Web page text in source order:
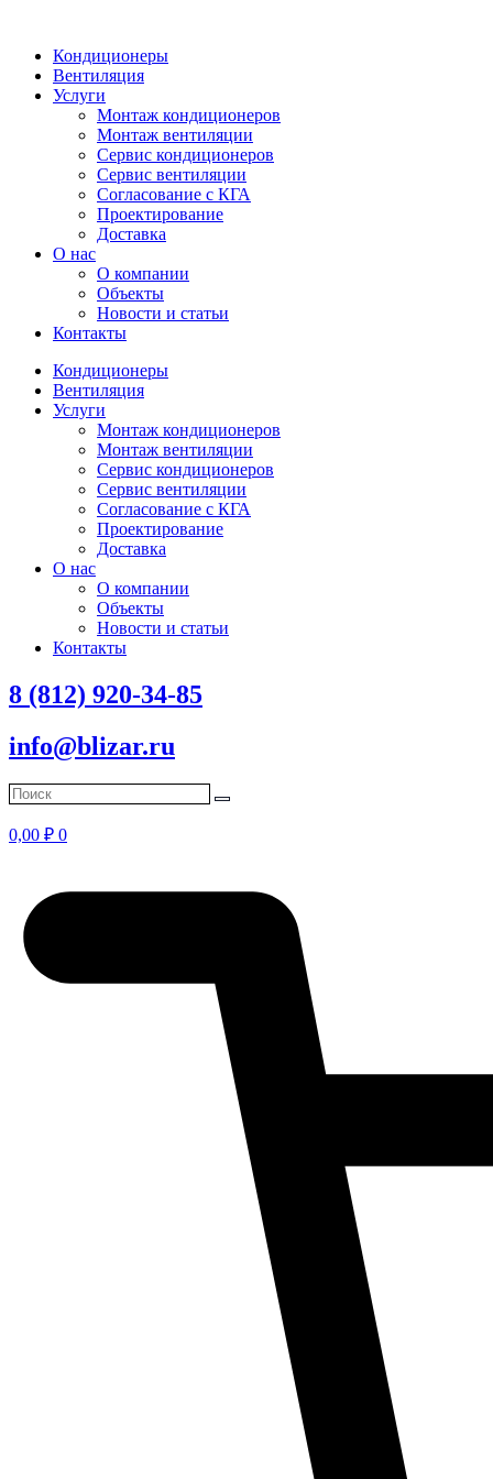
Кондиционеры
Вентиляция
Услуги
Монтаж кондиционеров
Монтаж вентиляции
Сервис кондиционеров
Сервис вентиляции
Согласование с КГА
Проектирование
Доставка
О нас
О компании
Объекты
Новости и статьи
Контакты
Кондиционеры
Вентиляция
Услуги
Монтаж кондиционеров
Монтаж вентиляции
Сервис кондиционеров
Сервис вентиляции
Согласование с КГА
Проектирование
Доставка
О нас
О компании
Объекты
Новости и статьи
Контакты
8 (812) 920-34-85
info@blizar.ru
0,00 ₽ 0